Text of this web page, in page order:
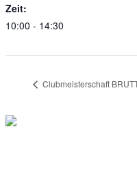
Zeit:
10:00 - 14:30
Clubmeisterschaft